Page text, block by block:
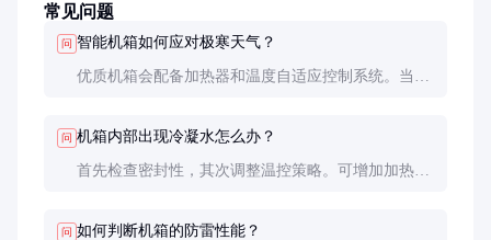
常见问题
问 智能机箱如何应对极寒天气？
优质机箱会配备加热器和温度自适应控制系统。当检
作。
问 机箱内部出现冷凝水怎么办？
首先检查密封性，其次调整温控策略。可增加加热周
问 如何判断机箱的防雷性能？